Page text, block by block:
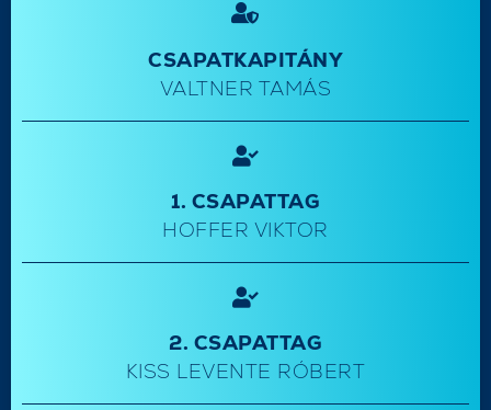
CSAPATKAPITÁNY
VALTNER TAMÁS
1. CSAPATTAG
HOFFER VIKTOR
2. CSAPATTAG
KISS LEVENTE RÓBERT